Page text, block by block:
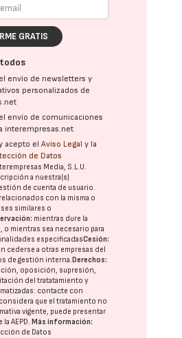
GRATIS
envío de newsletters y
personalizados de
envío de comunicaciones
interempresas.net
acepto elAviso Legal y la
de Datos
Media, S.L.U.
a nuestra(s)
de cuenta de usuario.
con la misma o
similares o
mientras dure la
o mientras sea necesario para
finalidades especificadasCesión:
cederse a otras empresas del
de gestión interna. Derechos:
oposición, supresión,
del tratatamiento y
contacte con
que el tratamiento no
vigente, puede presentar
laAEPD. Más información:
de Datos